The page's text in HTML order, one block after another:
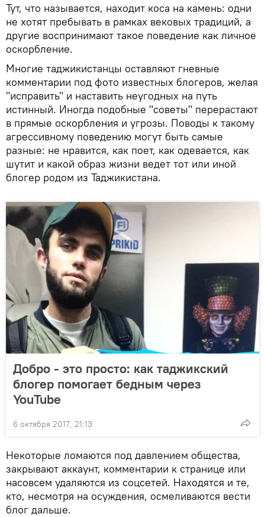
Тут, что называется, находит коса на камень: одни
не хотят пребывать в рамках вековых традиций, а
другие воспринимают такое поведение как личное
оскорбление.
Многие таджикистанцы оставляют гневные
комментарии под фото известных блогеров, желая
"исправить" и наставить неугодных на путь
истинный. Иногда подобные "советы" перерастают
в прямые оскорбления и угрозы. Поводы к такому
агрессивному поведению могут быть самые
разные: не нравится, как поет, как одевается, как
шутит и какой образ жизни ведет тот или иной
блогер родом из Таджикистана.
Добро - это просто: как таджикский
блогер помогает бедным через
YouTube
6 октября 2017, 21:13
Некоторые ломаются под давлением общества,
закрывают аккаунт, комментарии к странице или
насовсем удаляются из соцсетей. Находятся и те,
кто, несмотря на осуждения, осмеливаются вести
блог дальше.